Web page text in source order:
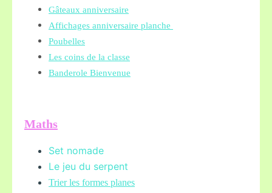
Gâteaux anniversaire
Affichages anniversaire planche
Poubelles
Les coins de la classe
Banderole Bienvenue
Maths
Set nomade
Le jeu du serpent
Trier les formes planes